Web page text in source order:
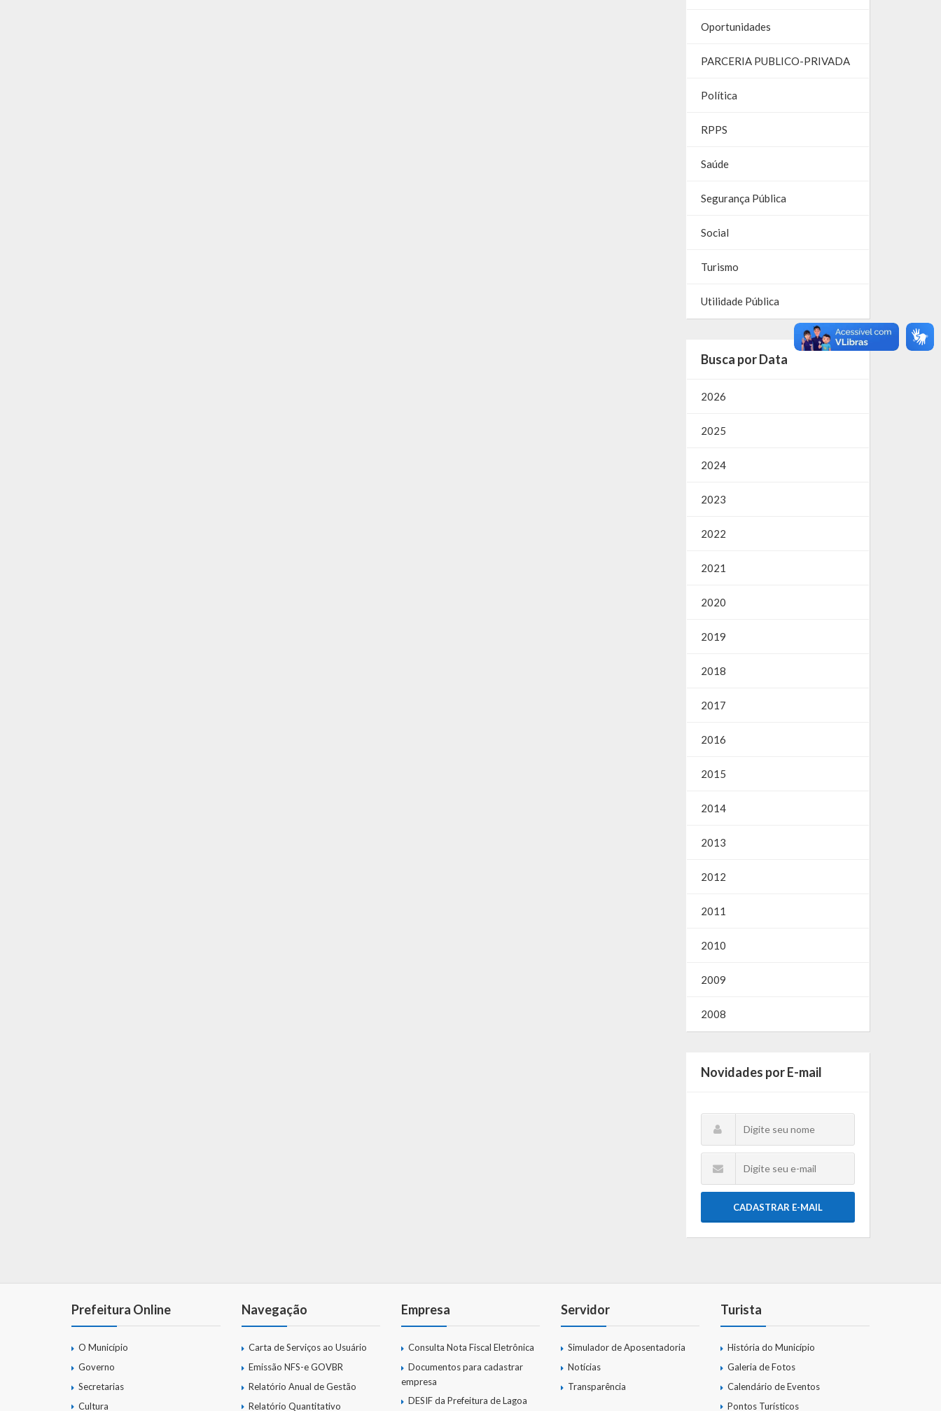
Oportunidades
PARCERIA PUBLICO-PRIVADA
Política
RPPS
Saúde
Segurança Pública
Social
Turismo
Utilidade Pública
Busca por Data
2026
2025
2024
2023
2022
2021
2020
2019
2018
2017
2016
2015
2014
2013
2012
2011
2010
2009
2008
Novidades por E-mail
CADASTRAR E-MAIL
Prefeitura Online
O Município
Governo
Secretarias
Cultura
Navegação
Carta de Serviços ao Usuário
Emissão NFS-e GOVBR
Relatório Anual de Gestão
Relatório Quantitativo
Empresa
Consulta Nota Fiscal Eletrônica
Documentos para cadastrar
empresa
DESIF da Prefeitura de Lagoa
Servidor
Simulador de Aposentadoria
Notícias
Transparência
Turista
História do Município
Galeria de Fotos
Calendário de Eventos
Pontos Turísticos